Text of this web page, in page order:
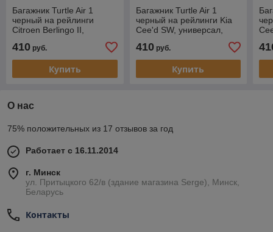
Багажник Turtle Air 1
черный на рейлинги
Citroen Berlingo II,
410 руб.
Купить
Багажник Turtle Air 1
черный на рейлинги Kia
Cee'd SW, универсал,
410руб.
Купить
О нас
75% положительных из 17 отзывов за год
Работает с 16.11.2014
г. Минск
ул. Притыцкого 62/в (здание магазина Serge), Минск,
Беларусь
Контакты